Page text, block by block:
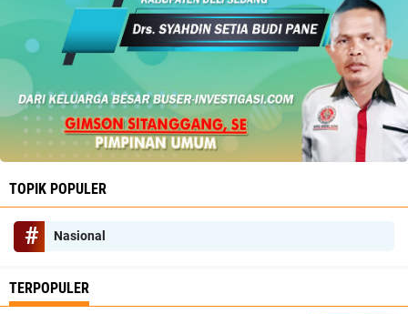
TOPIK POPULER
Nasional
TERPOPULER